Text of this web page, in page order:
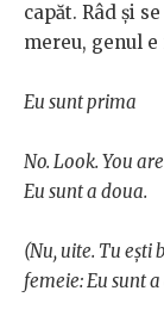
capăt. Râd și
mereu, genul
Eu sunt prima
No. Look. You
Eu sunt a doua.
(Nu, uite. Tu ești
femeie: Eu sunt